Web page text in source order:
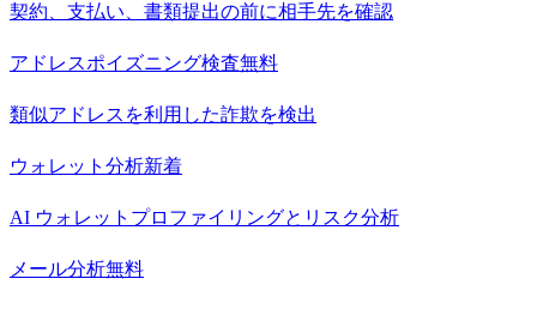
契約、支払い、書類提出の前に相手先を確認
アドレスポイズニング検査無料
類似アドレスを利用した詐欺を検出
ウォレット分析新着
AI ウォレットプロファイリングとリスク分析
メール分析無料